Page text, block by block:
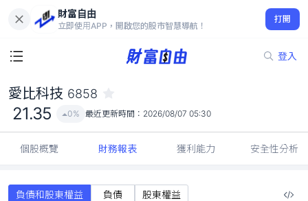
財富自由
立即使用APP，開啟您的股市智慧導航！
打開
登入
21.35
0%
愛比科技 6858
21.35 0% 最近更新時間： 2026/08/07 05:30
個股概覽 財務報表 獲利能力 安全性分析
負債和股東權益 負債 股東權益